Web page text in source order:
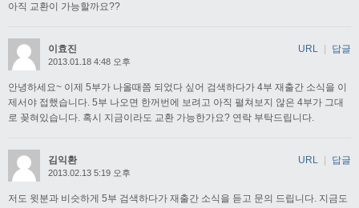
아직 교환이 가능할까요??
이효진
2013.01.18 4:48 오후
안녕하세요~ 이제 5부가 나올때쯤 되었다 싶어 검색하다가 4부 재출간 소식을 이
제서야 접했습니다. 5부 나오면 한꺼번에 보려고 아직 펼쳐보지 않은 4부가 그대
로 꽂혀있습니다. 혹시 지금이라도 교환 가능한가요? 연락 부탁드립니다.
URL 답글
김익환
2013.02.13 5:19 오후
저도 윗분과 비슷하게 5부 검색하다가 재출간 소식을 듣고 문의 드립니다. 지금도
URL 답글